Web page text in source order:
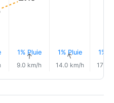
1% Pluie
↑
9.0 km/h
1% Pluie
↑
14.0 km/h
1%
17.0